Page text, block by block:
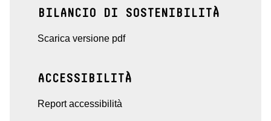
BILANCIO DI SOSTENIBILITÀ
Scarica versione pdf
ACCESSIBILITÀ
Report accessibilità